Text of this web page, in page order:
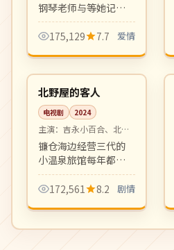
钢琴老师与等她记起
自己的青梅竹马之间
的纯爱故事。催泪治
Melon 榜首。
175,129 7.7 爱情
日本
高分 08:17
北野屋的客人
电视剧 2024
主演： 吉永小百合、北野
武 等
镰仓海边经营三代的
小温泉旅馆每年都有
相同的客人在同一天
到访。日式风物与人
剧。
172,561 8.2 剧情